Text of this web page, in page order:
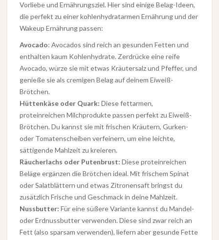
Vorliebe und Ernährungsziel. Hier sind einige Belag-Ideen,
die perfekt zu einer kohlenhydratarmen Ernährung und der
Wakeup Ernährung passen:
Avocado: Avocados sind reich an gesunden Fetten und
enthalten kaum Kohlenhydrate. Zerdrücke eine reife
Avocado, würze sie mit etwas Kräutersalz und Pfeffer, und
genieße sie als cremigen Belag auf deinem Eiweiß-
Brötchen.
Hüttenkäse oder Quark: Diese fettarmen,
proteinreichen Milchprodukte passen perfekt zu Eiweiß-
Brötchen. Du kannst sie mit frischen Kräutern, Gurken-
oder Tomatenscheiben verfeinern, um eine leichte,
sättigende Mahlzeit zu kreieren.
Räucherlachs oder Putenbrust: Diese proteinreichen
Beläge ergänzen die Brötchen ideal. Mit frischem Spinat
oder Salatblättern und etwas Zitronensaft bringst du
zusätzlich Frische und Geschmack in deine Mahlzeit.
Nussbutter: Für eine süßere Variante kannst du Mandel-
oder Erdnussbutter verwenden. Diese sind zwar reich an
Fett (also sparsam verwenden), liefern aber gesunde Fette